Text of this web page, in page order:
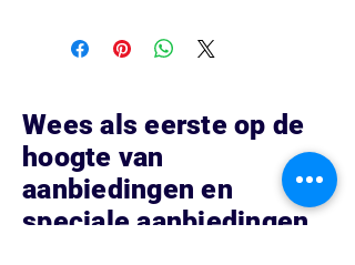
Wees als eerste op de
hoogte van
aanbiedingen en
speciale aanbiedingen